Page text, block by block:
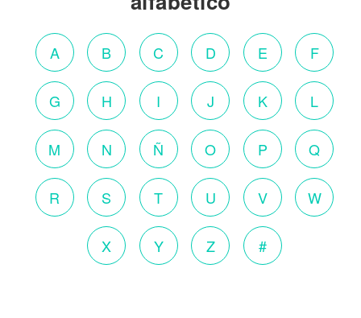
A B C D E F
G H I J K L
M N Ñ O P Q
R S T U V W
X Y Z #